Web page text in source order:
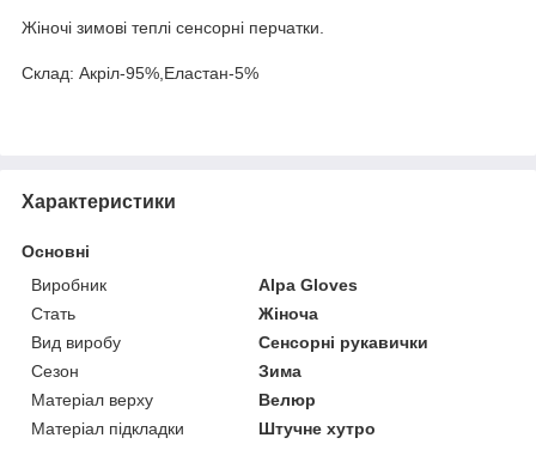
Жіночі зимові теплі сенсорні перчатки.
Склад: Акріл-95%,Еластан-5%
Характеристики
Основні
Виробник
Alpa Gloves
Стать
Жіноча
Вид виробу
Сенсорні рукавички
Сезон
Зима
Матеріал верху
Велюр
Матеріал підкладки
Штучне хутро